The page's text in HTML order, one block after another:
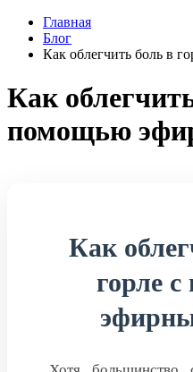
Главная
Блог
Как облегчить боль в
Как
помощью
Как
горле